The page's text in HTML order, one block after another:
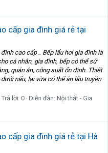
cấp gia đình giá rẻ tại
cao cấp _ Bếp lẩu hơi gia đình là
cá nhân, gia đình, bếp có thể sử
quán ăn, công suất ổn định. Thiết
nấu, lại vừa có thể ăn lẩu truyền
Trả lời: 0 Diễn đàn: Nội thất - Gia
cấp gia đình giá rẻ tại Hà